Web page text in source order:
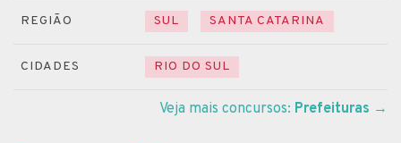
REGIÃO SUL SANTA CATARINA
CIDADES RIO DO SUL
Veja mais concursos: Prefeituras →